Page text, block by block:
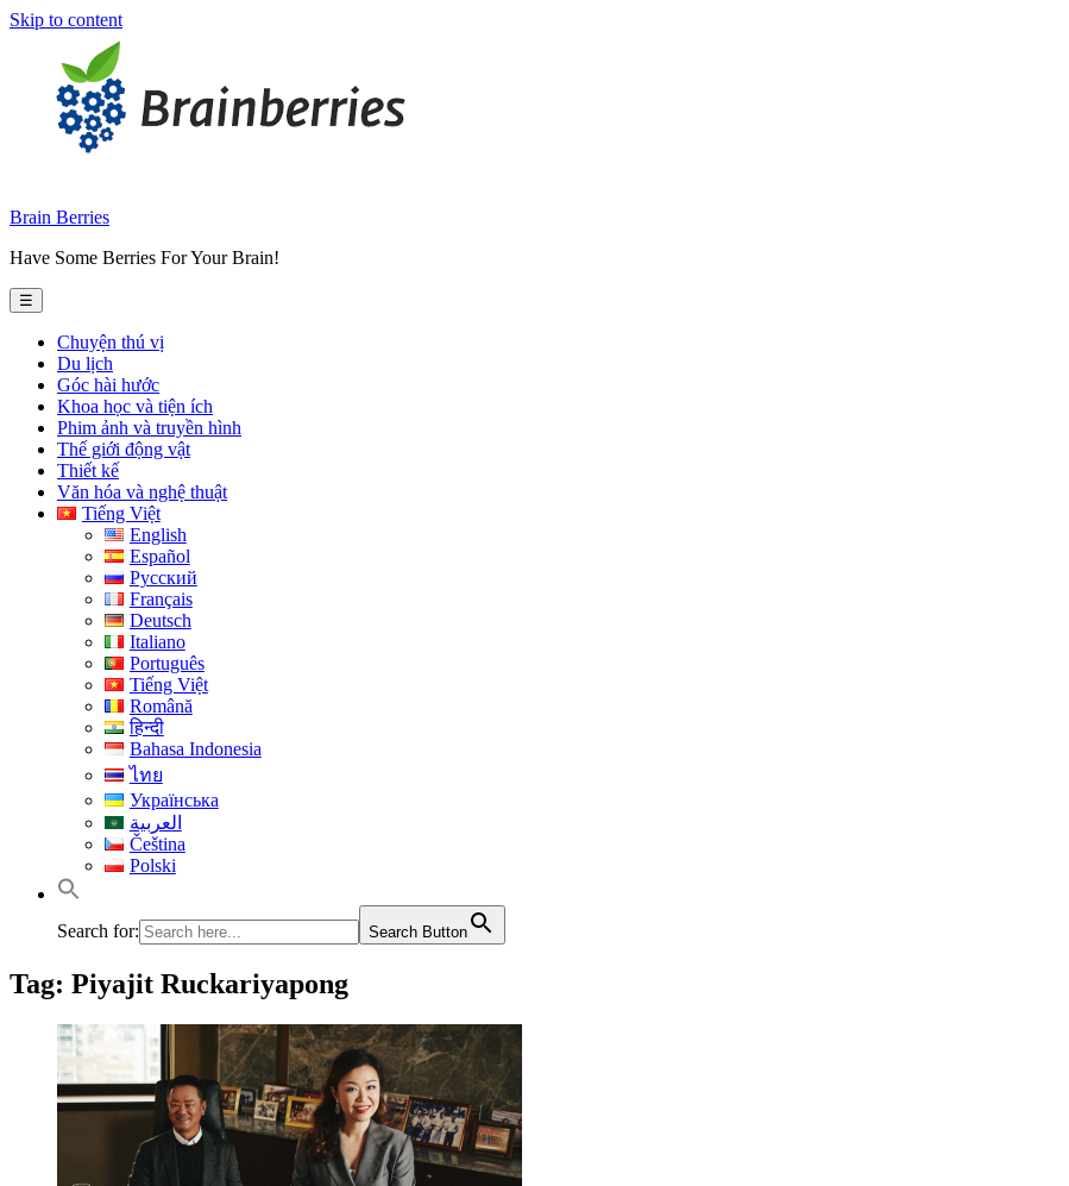
Skip to content
Brain Berries
Have Some Berries For Your Brain!
☰
Chuyện thú vị
Du lịch
Góc hài hước
Khoa học và tiện ích
Phim ảnh và truyền hình
Thế giới động vật
Thiết kế
Văn hóa và nghệ thuật
Tiếng Việt
English
Español
Русский
Français
Deutsch
Italiano
Português
Tiếng Việt
Română
हिन्दी
Bahasa Indonesia
ไทย
Українська
العربية
Čeština
Polski
Search for: Search Button
Tag: Piyajit Ruckariyapong